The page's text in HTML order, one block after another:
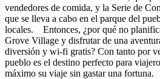
vendedores de comida, y la Serie de
que se lleva a cabo en el parque del
locales. Entonces, ¿por qué no
Grove Village y disfrutar de una
diversión y wi-fi gratis? Con tanto por
pueblo es el destino perfecto para
máximo su viaje sin gastar una fortuna.